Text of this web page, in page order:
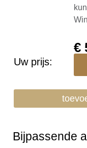
Uw prijs:
€
Bijpassende